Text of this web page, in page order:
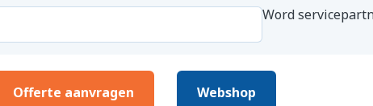
Word
Offerte aanvragen Webshop